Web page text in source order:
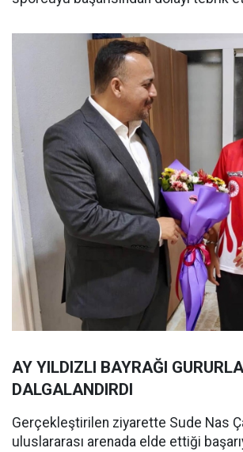
AY YILDIZLI BAYRAĞI GURURLA
DALGALANDIRDI
Gerçekleştirilen ziyarette Sude Nas
uluslararası arenada elde ettiği